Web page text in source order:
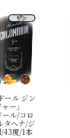
ール ジン
ー」
ール/コロ
タヘナ/ジ
度/1本